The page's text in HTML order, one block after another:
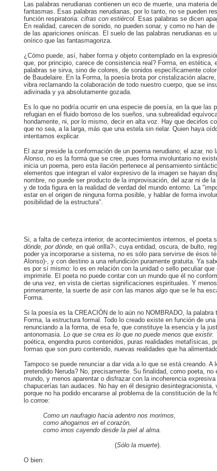
Las palabras nerudianas contienen un eco de muerte, una materia
fantasmas. Esas palabras nerudianas, por lo tanto, no se pueden
función respiratoria: cifras con estiércol. Esas palabras se dicen
En realidad, carecen de sonido, no pueden sonar, y como no han
de las apariciones oníricas. El suelo de las palabras nerudianas es
onírico que las fantasmagoriza.
¿Cómo puede, así, haber forma y objeto contemplado en la
que, por principio, carece de consistencia real? Forma, en
palabras se sirva, sino de colores, de sonidos específicamente
de Baudelaire. En la Forma, la poesía brota por cristalización
vibra reclamando la colaboración de todo nuestro cuerpo, que se
adivinada y ya absolutamente gozada.
Es lo que no podría ocurrir en una especie de poesía, en la que
refugian en el fluido borroso de los sueños, una subrealidad
hondamente, ni, por lo mismo, decir en alta voz. Hay que decirlos
que no sea, a la larga, más que una estela sin rielar. Quien haya
intentamos explicar.
El azar preside la conformación de un poema nerudiano; el azar,
Alonso, no es la forma que se cree, pues forma involuntario no
inicia un poema, pero esta ilación pertenece al pensamiento
elementos que integran el valor expresivo de la imagen se hayan
nombre, no puede ser producto de la improvisación, del azar ni de
y de toda figura en la realidad de verdad del mundo entorno. La
estar en el origen de ninguna forma posible, y hablar de forma
posibilidad de la estructura".
Si, a falta de certeza interior, de acontecimientos internos, el
dónde, por dónde, en qué orilla?-, cuya entidad, oscura, de bulto,
poder ya incorporarse a sistema, no es sólo para servirse de ésos
Alonso)-, y con destino a una refundición puramente gratuita. Ya
es por sí mismo: lo es en relación con la unidad o sello peculiar
imprimirle. El poeta no puede contar con un mundo que él no
de una vez, en vista de ciertas significaciones espirituales. Y
primeramente, la suerte de asir con las manos algo que se le ha
Forma.
Si la poesía es la CREACIÓN de lo aún no NOMBRADO, la
Forma, la estructura formal. Todo lo creado existe en función de
renunciando a la forma, de esa fe, que constituye la esencia y la
antonomasia. Lo que se crea es lo que no puede menos que
poética, engendra puros contenidos, puras realidades metafísicas,
formas que son puro contenido, nuevas realidades que ha
Tampoco se puede renunciar a dar vida a lo que se está creando.
pretendido Neruda? No, precisamente. Su finalidad, como poeta,
mundo, y menos aparentar o disfrazar con la incoherencia
chapucerías tan audaces. No hay en él designio
porque no ha podido encararse al problema de la constitución de
lo corroe:
Como un naufragio hacia adentro nos morimos,
como ahogarnos en el corazón,
como irnos cayendo desde la piel al alma.
(Sólo la muerte).
O bien: